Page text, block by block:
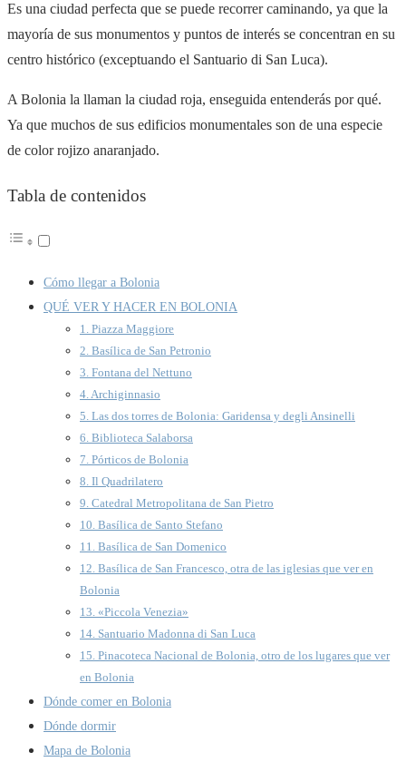
Es una ciudad perfecta que se puede recorrer caminando, ya que la
mayoría de sus monumentos y puntos de interés se concentran en su
centro histórico (exceptuando el Santuario di San Luca).
A Bolonia la llaman la ciudad roja, enseguida entenderás por qué.
Ya que muchos de sus edificios monumentales son de una especie
de color rojizo anaranjado.
Tabla de contenidos
Cómo llegar a Bolonia
QUÉ VER Y HACER EN BOLONIA
1. Piazza Maggiore
2. Basílica de San Petronio
3. Fontana del Nettuno
4. Archiginnasio
5. Las dos torres de Bolonia: Garidensa y degli Ansinelli
6. Biblioteca Salaborsa
7. Pórticos de Bolonia
8. Il Quadrilatero
9. Catedral Metropolitana de San Pietro
10. Basílica de Santo Stefano
11. Basílica de San Domenico
12. Basílica de San Francesco, otra de las iglesias que ver en
Bolonia
13. «Piccola Venezia»
14. Santuario Madonna di San Luca
15. Pinacoteca Nacional de Bolonia, otro de los lugares que ver
en Bolonia
Dónde comer en Bolonia
Dónde dormir
Mapa de Bolonia